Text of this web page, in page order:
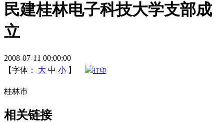
民建桂林电子科技大学支部成
立
2008-07-11 00:00:00
【字体：
大 中 小 】 打印
桂林市
相关链接